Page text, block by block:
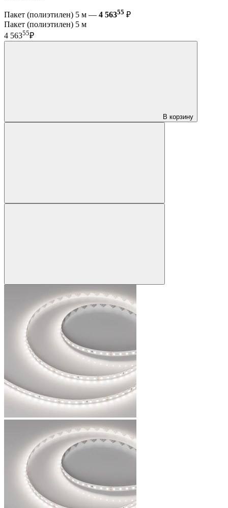
Пакет (полиэтилен) 5 м — 4 56355 ₽
Пакет (полиэтилен) 5 м
4 56355₽
В корзину